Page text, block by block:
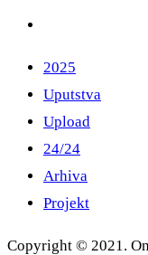
2025
Uputstva
Upload
24/24
Arhiva
Projekt
Copyright © 2021.